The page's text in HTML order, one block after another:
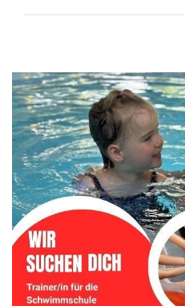
Bildergalerie
Sportkegeln
Tanzsport
Tennis
Tischtennis
Triathlon
Turnen
Wettkampfturnen
Volleyball